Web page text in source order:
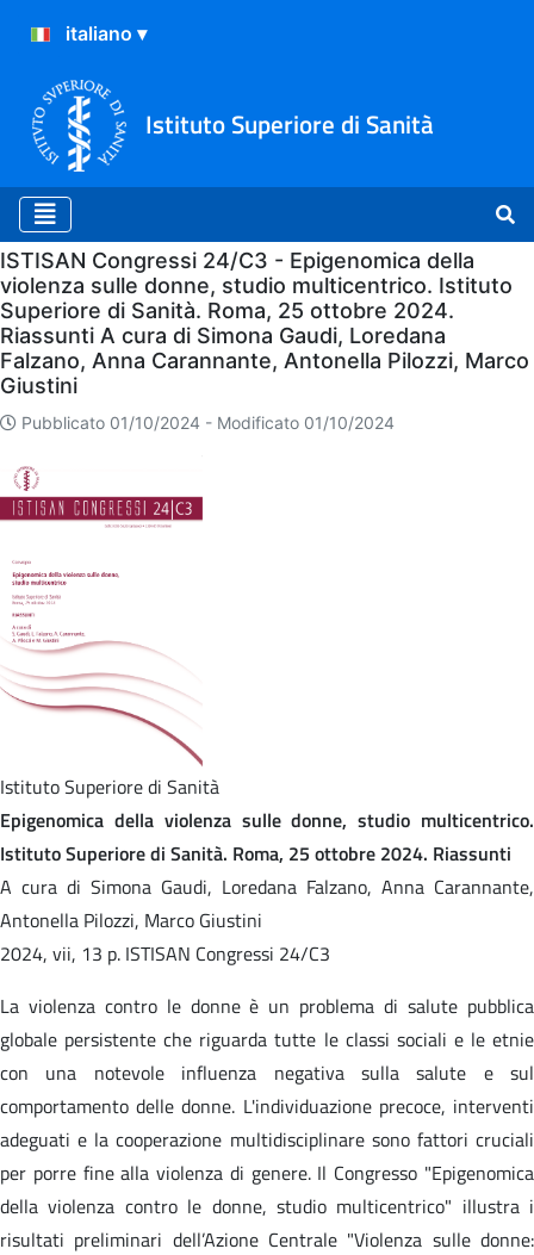
Istituto Superiore di Sanità
Home
ISTISAN Congressi 24/C3 - Epigenomica della
violenza sulle donne, studio multicentrico. Istituto
Superiore di Sanità. Roma, 25 ottobre 2024.
Riassunti A cura di Simona Gaudi, Loredana
Falzano, Anna Carannante, Antonella Pilozzi, Marco
Giustini
Pubblicato 01/10/2024 - Modificato 01/10/2024
Istituto Superiore di Sanità
Epigenomica della violenza sulle donne, studio multicentrico.
Istituto Superiore di Sanità. Roma, 25 ottobre 2024. Riassunti
A cura di Simona Gaudi, Loredana Falzano, Anna Carannante,
Antonella Pilozzi, Marco Giustini
2024, vii, 13 p. ISTISAN Congressi 24/C3
La violenza contro le donne è un problema di salute pubblica
globale persistente che riguarda tutte le classi sociali e le etnie
con una notevole influenza negativa sulla salute e sul
comportamento delle donne. L'individuazione precoce, interventi
adeguati e la cooperazione multidisciplinare sono fattori cruciali
per porre fine alla violenza di genere. Il Congresso "Epigenomica
della violenza contro le donne, studio multicentrico" illustra i
risultati preliminari dell’Azione Centrale "Violenza sulle donne: